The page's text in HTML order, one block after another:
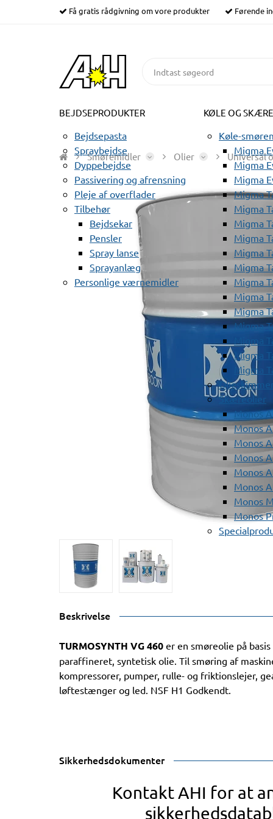
Få gratis rådgivning om vore produkter Førende
BEJDSEPRODUKTER
Bejdsepasta
Spraybejdse
Dyppebejdse
Passivering og afrensning
Pleje af overflader
Tilbehør
Bejdsekar
Pensler
Spray lanse
Sprayanlæg
Personlige værnemidler
KØLE OG
Køle-
Migma
Migma
Migma
Migma
Migma
Migma
Migma
Migma
Migma
Migma
Migma
Migma
Migma
Migma
Migma
Migma
Olieskimmer
Skæreolier
Monos
Monos
Monos
Monos
Monos
Monos
Monos
Monos
Smøremidler Olier Universal
Beskrivelse
TURMOSYNTH VG 460 er en smøreolie på
paraffineret, syntetisk olie. Til smøring af
kompressorer, pumper, rulle- og friktionslejer,
løftestænger og led. NSF H1 Godkendt.
Sikkerhedsdokumenter
Kontakt AHI for at